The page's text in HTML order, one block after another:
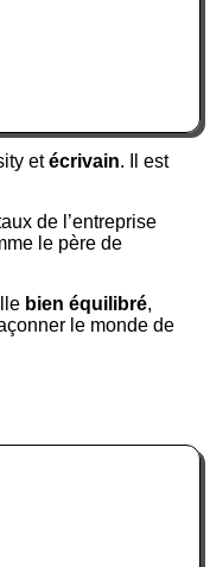
etécrivain. Il est
de l’entreprise
le père de
bien équilibré,
le monde de